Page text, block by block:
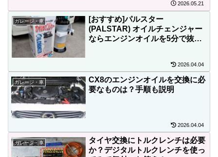
2026.05.21
ガレージ・車
[おすすめ]パルスター
(PALSTAR) オイルチェンジャー
ならエンジンオイルを5分で抜き
2026.04.04
ガレージ・車
CX8のエンジンオイルを交換に必
要なものは？手順も説明
2026.04.04
ガレージ・車
タイヤ交換にトルクレンチは必要
か？デジタルトルクレンチを使っ